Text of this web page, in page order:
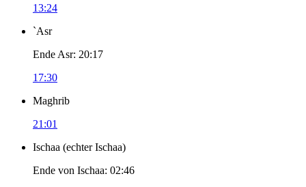
13:24
`Asr
Ende Asr: 20:17
17:30
Maghrib
21:01
Ischaa (echter Ischaa)
Ende von Ischaa: 02:46